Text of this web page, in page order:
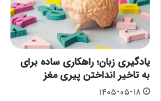
یادگیری زبان؛ راهکاری ساده برای
به تاخیر انداختن پیری مغز
۱۴۰۵-۰۵-۱۸